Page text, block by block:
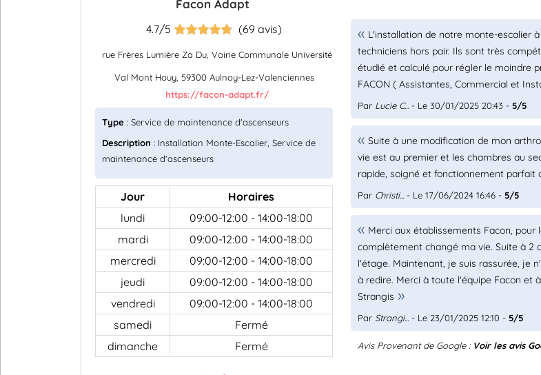
Facon Adapt
4.7/5 (69 avis)
rue Frères Lumière Za Du, Voirie Communale Université
Val Mont Houy, 59300 Aulnoy-Lez-Valenciennes
https://facon-adapt.fr/
Type : Service de maintenance d'ascenseurs
Description : Installation Monte-Escalier, Service de
maintenance d'ascenseurs
Jour
Horaires
lundi
09:00-12:00 - 14:00-18:00
mardi
09:00-12:00 - 14:00-18:00
mercredi
09:00-12:00 - 14:00-18:00
jeudi
09:00-12:00 - 14:00-18:00
vendredi
09:00-12:00 - 14:00-18:00
samedi
Fermé
dimanche
Fermé
L'installation de notre monte-escalier
techniciens hors pair. Ils sont très
étudié et calculé pour régler le moindre
FACON ( Assistantes, Commercial et
Par Lucie C... - Le 30/01/2025 20:43 -5/5
Suite à une modification de mon
vie est au premier et les chambres au
rapide, soigné et fonctionnement parfait
Par Christi... - Le 17/06/2024 16:46 -5/5
Merci aux établissements Facon,
complètement changé ma vie. Suite à 2
l'étage. Maintenant, je suis rassurée, je
à redire. Merci à toute l'équipe Facon et
Strangis
Par Strangi... - Le 23/01/2025 12:10 -5/5
Avis Provenant de Google : Voir les avis